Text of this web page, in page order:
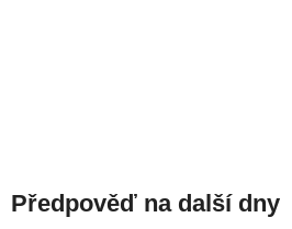
Předpověď na další dny